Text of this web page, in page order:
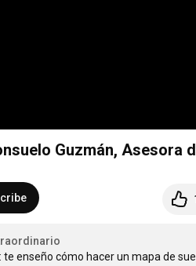
Guzmán, Asesora
enseño cómo hacer un mapa de